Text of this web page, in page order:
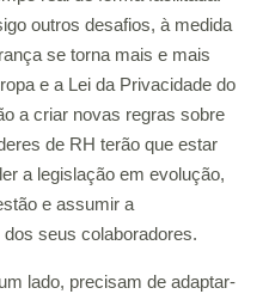
outros desafios, à medida
se torna mais e mais
e a Lei da Privacidade do
a criar novas regras sobre
de RH terão que estar
a legislação em evolução,
e assumir a
seus colaboradores.
lado, precisam de adaptar-